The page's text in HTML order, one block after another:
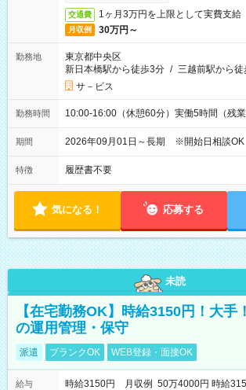
交通費 1ヶ月3万円を上限として実費支給
月収例 30万円～
勤務地
東京都中央区
新日本橋駅から徒歩3分 / 三越前駅から徒
サ－ビス
勤務時間 10:00-16:00（休憩60分）実働5時間（残業
期間 2026年09月01日～長期 ※開始日相談
特徴 履歴書不要
気になる！ 応募する
未読
【在宅勤務OK】時給3150円！大手
の運用管理・保守
派遣 ブランクOK WEB登録・面接OK
給与
時給3150円 月収例 50万4000円 時給